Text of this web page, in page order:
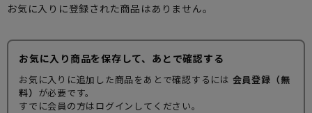
お気に入りに登録された商品はありません。
お気に入り商品を保存して、あとで確認する
お気に入りに追加した商品をあとで確認するには 会員登録（無
料） が必要です。
すでに会員の方はログインしてください。